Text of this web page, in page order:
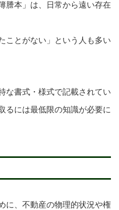
謄本」は、日常から遠い存在
ことがない」という人も多い
な書式・様式で記載されてい
るには最低限の知識が必要に
に、不動産の物理的状況や権